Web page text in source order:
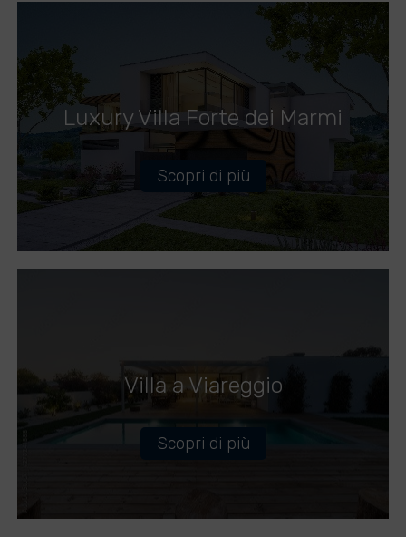
Luxury Villa Forte dei Marmi
Scopri di più
Villa a Viareggio
Scopri di più